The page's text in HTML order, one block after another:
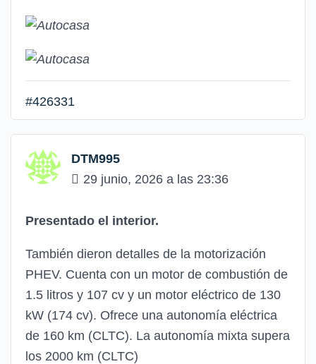
#426331
DTM995
29 junio, 2026 a las 23:36
Presentado el interior.
También dieron detalles de la motorización
PHEV. Cuenta con un motor de combustión de
1.5 litros y 107 cv y un motor eléctrico de 130
kW (174 cv). Ofrece una autonomía eléctrica
de 160 km (CLTC). La autonomía mixta supera
los 2000 km (CLTC)